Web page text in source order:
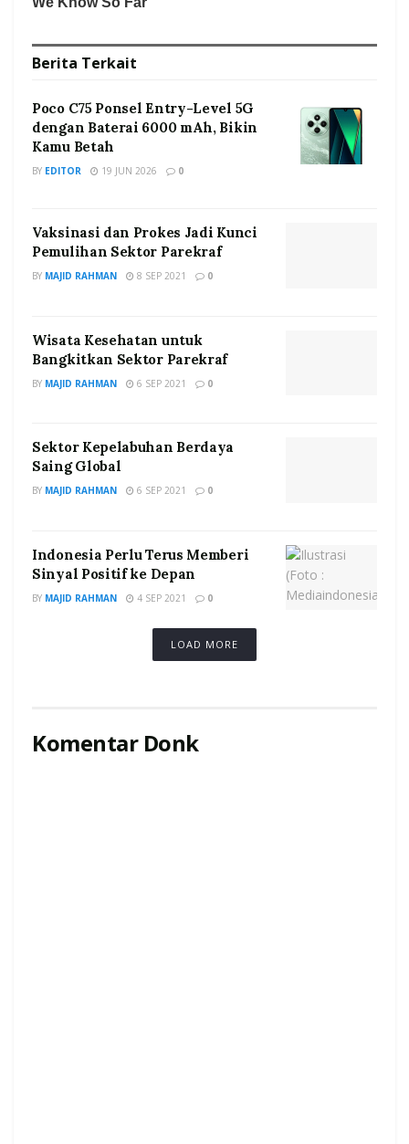
Berita Terkait
Poco C75 Ponsel Entry-Level 5G
dengan Baterai 6000 mAh, Bikin
Kamu Betah
BY EDITOR 19 JUN 2026 0
Vaksinasi dan Prokes Jadi Kunci
Pemulihan Sektor Parekraf
BY MAJID RAHMAN 8 SEP 2021 0
Wisata Kesehatan untuk
Bangkitkan Sektor Parekraf
BY MAJID RAHMAN 6 SEP 2021 0
Sektor Kepelabuhan Berdaya
Saing Global
BY MAJID RAHMAN 6 SEP 2021 0
Indonesia Perlu Terus Memberi
Sinyal Positif ke Depan
BY MAJID RAHMAN 4 SEP 2021 0
LOAD MORE
Komentar Donk